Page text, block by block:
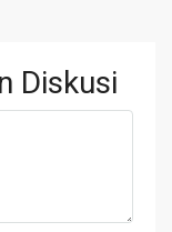
Diskusi